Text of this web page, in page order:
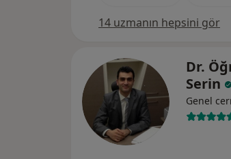
14 uzmanın hepsini gör
Dr.
Serin
Genel